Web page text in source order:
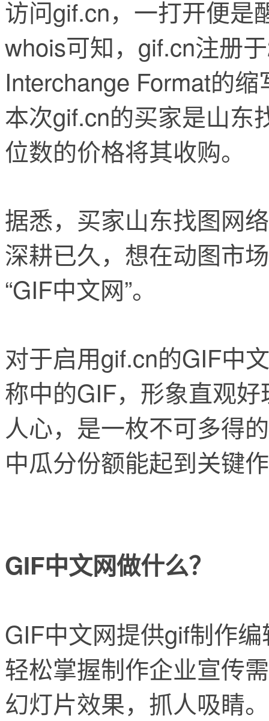
访问gif.cn，一打开便是
whois可知，gif.cn注册
Interchange Format的
本次gif.cn的买家是山东
位数的价格将其收购。
据悉，买家山东找图网
深耕已久，想在动图市
“GIF中文网”。
对于启用gif.cn的GIF中
称中的GIF，形象直观好
人心，是一枚不可多得
中瓜分份额能起到关键
GIF中文网做什么？
GIF中文网提供gif制作
轻松掌握制作企业宣传
幻灯片效果，抓人吸睛。